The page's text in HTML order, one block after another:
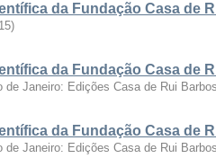
da Fundação Casa de
)
da Fundação Casa de
de Janeiro: Edições Casa de Rui
da Fundação Casa de
de Janeiro: Edições Casa de Rui